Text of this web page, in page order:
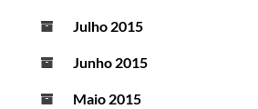
Julho 2015
Junho 2015
Maio 2015